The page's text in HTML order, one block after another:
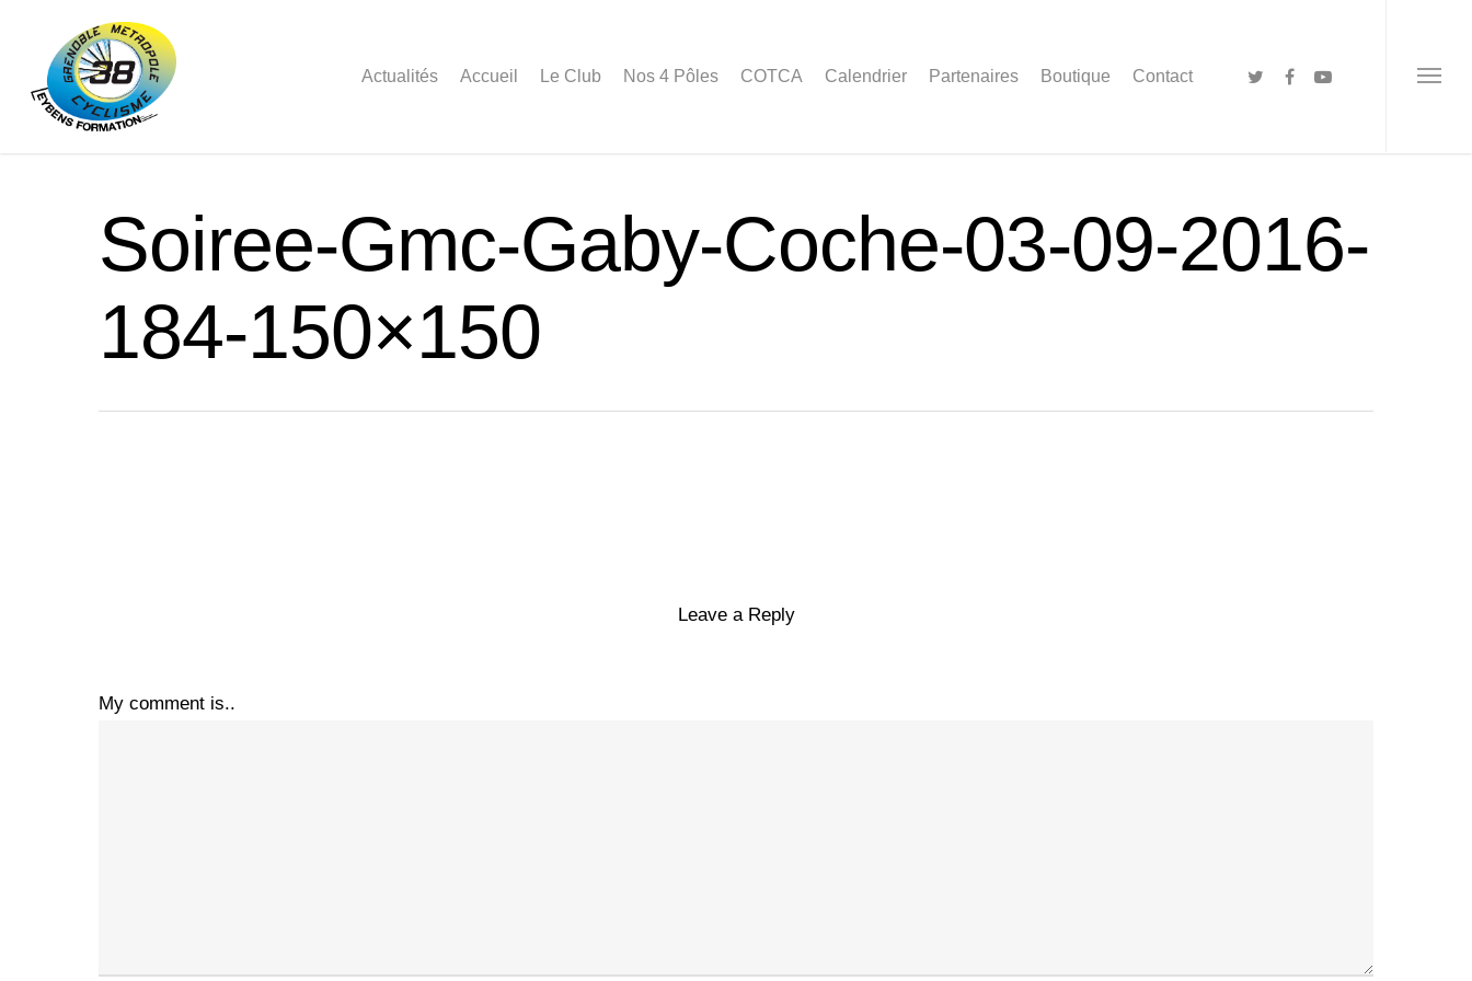
Actualités Accueil Le Club Nos 4 Pôles COTCA Calendrier Partenaires Boutique Contact
Soiree-Gmc-Gaby-Coche-03-09-2016-
184-150×150
Leave a Reply
My comment is..